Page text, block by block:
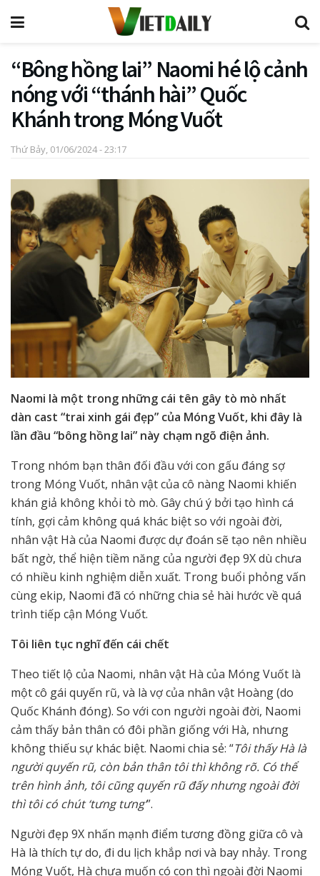
“Bông hồng lai” Naomi hé lộ cảnh
nóng với “thánh hài” Quốc
Khánh trong Móng Vuốt
Thứ Bảy, 01/06/2024 - 23:17
Naomi là một trong những cái tên gây tò mò nhất
dàn cast “trai xinh gái đẹp” của Móng Vuốt, khi đây là
lần đầu “bông hồng lai” này chạm ngõ điện ảnh.
Trong nhóm bạn thân đối đầu với con gấu đáng sợ
trong Móng Vuốt, nhân vật của cô nàng Naomi khiến
khán giả không khỏi tò mò. Gây chú ý bởi tạo hình cá
tính, gợi cảm không quá khác biệt so với ngoài đời,
nhân vật Hà của Naomi được dự đoán sẽ tạo nên nhiều
bất ngờ, thể hiện tiềm năng của người đẹp 9X dù chưa
có nhiều kinh nghiệm diễn xuất. Trong buổi phỏng vấn
cùng ekip, Naomi đã có những chia sẻ hài hước về quá
trình tiếp cận Móng Vuốt.
Tôi liên tục nghĩ đến cái chết
Theo tiết lộ của Naomi, nhân vật Hà của Móng Vuốt là
một cô gái quyến rũ, và là vợ của nhân vật Hoàng (do
Quốc Khánh đóng). So với con người ngoài đời, Naomi
cảm thấy bản thân có đôi phần giống với Hà, nhưng
không thiếu sự khác biệt. Naomi chia sẻ: “Tôi thấy Hà là
người quyến rũ, còn bản thân tôi thì không rõ. Có thể
trên hình ảnh, tôi cũng quyến rũ đấy nhưng ngoài đời
thì tôi có chút ‘tưng tưng’”.
Người đẹp 9X nhấn mạnh điểm tương đồng giữa cô và
Hà là thích tự do, đi du lịch khắp nơi và bay nhảy. Trong
Móng Vuốt, Hà chưa muốn có con thì ngoài đời Naomi